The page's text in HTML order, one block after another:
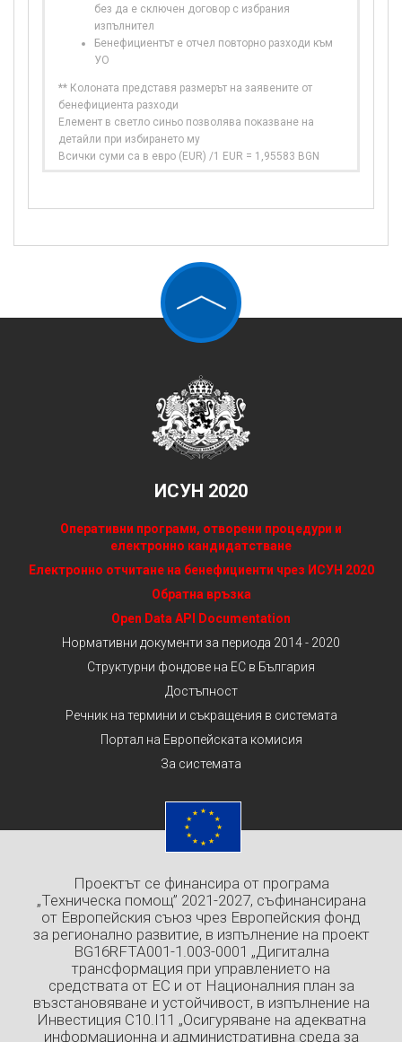
без да е сключен договор с избрания
изпълнител
Бенефициентът е отчел повторно разходи към
УО
** Колоната представя размерът на заявените от
бенефициента разходи
Елемент в светло синьо позволява показване на
детайли при избирането му
Всички суми са в евро (EUR) /1 EUR = 1,95583 BGN
ИСУН 2020
Оперативни програми, отворени процедури и
електронно кандидатстване
Електронно отчитане на бенефициенти чрез ИСУН 2020
Обратна връзка
Open Data API Documentation
Нормативни документи за периода 2014 - 2020
Структурни фондове на ЕС в България
Достъпност
Речник на термини и съкращения в системата
Портал на Европейската комисия
За системата
Проектът се финансира от програма
„Техническа помощ” 2021-2027, съфинансирана
от Европейския съюз чрез Европейския фонд
за регионално развитие, в изпълнение на проект
BG16RFTA001-1.003-0001 „Дигитална
трансформация при управлението на
средствата от ЕС и от Националния план за
възстановяване и устойчивост, в изпълнение на
Инвестиция C10.I11 „Осигуряване на адекватна
информационна и административна среда за